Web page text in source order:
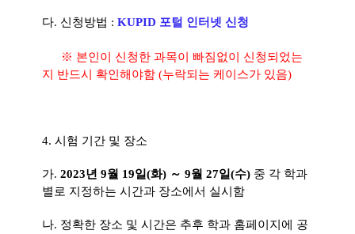
다. 신청방법 : KUPID 포털 인터넷 신청
※ 본인이 신청한 과목이 빠짐없이 신청되었는
지 반드시 확인해야함 (누락되는 케이스가 있음)
4. 시험 기간 및 장소
가. 2023년 9월 19일(화) ～ 9월 27일(수) 중 각 학과
별로 지정하는 시간과 장소에서 실시함
나. 정확한 장소 및 시간은 추후 학과 홈페이지에 공